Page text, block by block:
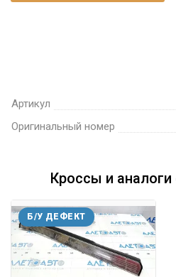
Артикул
Оригинальный номер
Кроссы и аналоги
Б/У ДЕФЕКТ